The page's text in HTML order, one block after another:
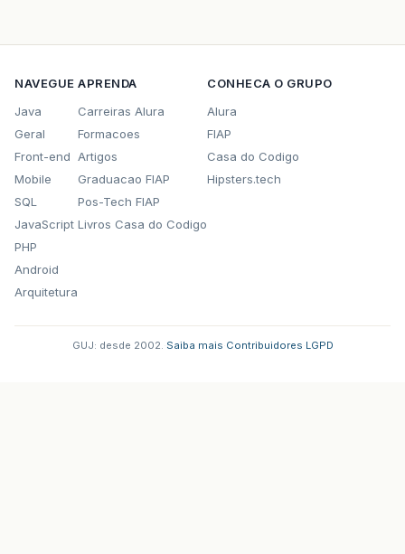
NAVEGUE
Java
Geral
Front-end
Mobile
SQL
JavaScript
PHP
Android
Arquitetura
APRENDA
Carreiras Alura
Formacoes
Artigos
Graduacao FIAP
Pos-Tech FIAP
Livros Casa do Codigo
CONHECA O GRUPO
Alura
FIAP
Casa do Codigo
Hipsters.tech
GUJ: desde 2002. Saiba mais Contribuidores LGPD